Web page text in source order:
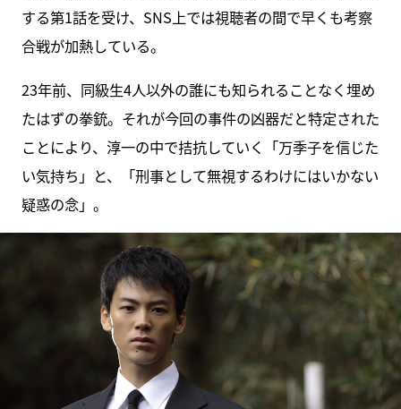
する第1話を受け、SNS上では視聴者の間で早くも考察
合戦が加熱している。
23年前、同級生4人以外の誰にも知られることなく埋め
たはずの拳銃。それが今回の事件の凶器だと特定された
ことにより、淳一の中で拮抗していく「万季子を信じた
い気持ち」と、「刑事として無視するわけにはいかない
疑惑の念」。